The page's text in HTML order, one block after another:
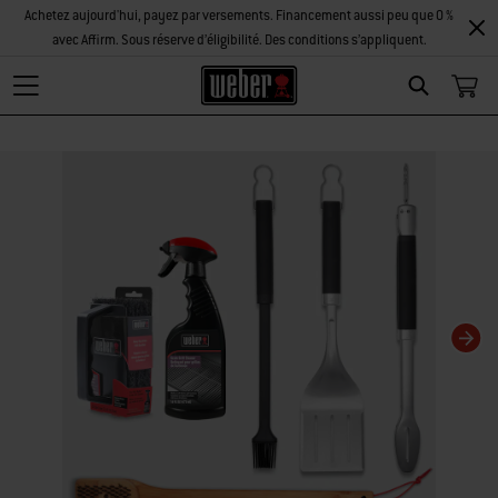
Search
Achetez aujourd'hui, payez par versements. Financement aussi peu que 0 %
avec Affirm. Sous réserve d’éligibilité. Des conditions s’appliquent.